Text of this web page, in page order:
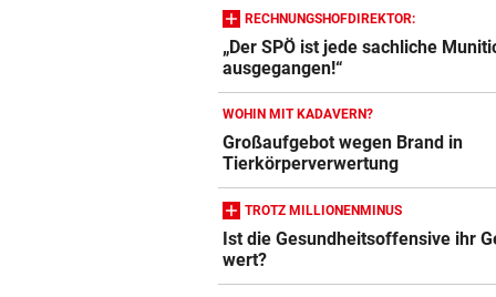
RECHNUNGSHOFDIREKTOR:
„Der SPÖ ist jede sachliche
ausgegangen!“
WOHIN MIT KADAVERN?
Großaufgebot wegen Brand in
Tierkörperverwertung
TROTZ MILLIONENMINUS
Ist die Gesundheitsoffensive ihr
wert?